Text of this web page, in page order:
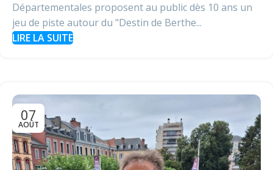
Départementales proposent au public dès 10 ans un
jeu de piste autour du "Destin de Berthe...
LIRE LA SUITE
07
AOÛT